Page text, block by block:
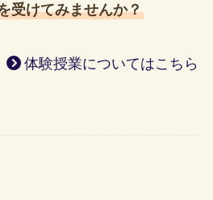
受けてみませんか？
体験授業についてはこちら